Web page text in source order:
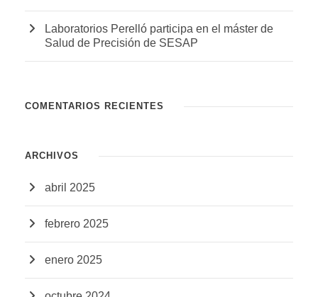
Laboratorios Perelló participa en el máster de
Salud de Precisión de SESAP
COMENTARIOS RECIENTES
ARCHIVOS
abril 2025
febrero 2025
enero 2025